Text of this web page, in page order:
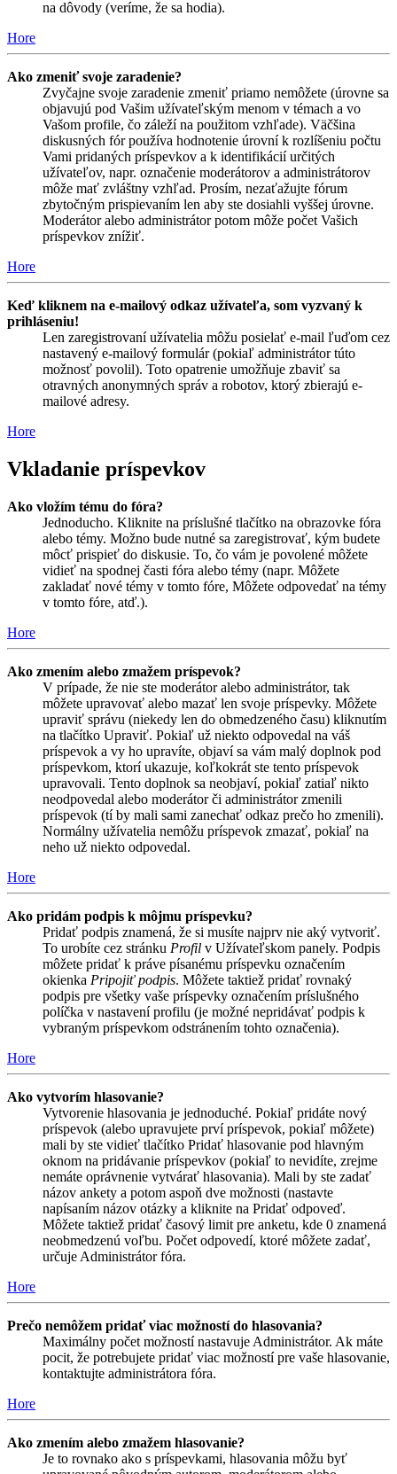
na dôvody (veríme, že sa hodia).
Hore
Ako zmeniť svoje zaradenie?
Zvyčajne svoje zaradenie zmeniť priamo nemôžete (úrovne sa
objavujú pod Vašim užívateľským menom v témach a vo
Vašom profile, čo záleží na použitom vzhľade). Väčšina
diskusných fór používa hodnotenie úrovní k rozlíšeniu počtu
Vami pridaných príspevkov a k identifikácií určitých
užívateľov, napr. označenie moderátorov a administrátorov
môže mať zvláštny vzhľad. Prosím, nezaťažujte fórum
zbytočným prispievaním len aby ste dosiahli vyššej úrovne.
Moderátor alebo administrátor potom môže počet Vašich
príspevkov znížiť.
Hore
Keď kliknem na e-mailový odkaz užívateľa, som vyzvaný k
prihláseniu!
Len zaregistrovaní užívatelia môžu posielať e-mail ľuďom cez
nastavený e-mailový formulár (pokiaľ administrátor túto
možnosť povolil). Toto opatrenie umožňuje zbaviť sa
otravných anonymných správ a robotov, ktorý zbierajú e-
mailové adresy.
Hore
Vkladanie príspevkov
Ako vložím tému do fóra?
Jednoducho. Kliknite na príslušné tlačítko na obrazovke fóra
alebo témy. Možno bude nutné sa zaregistrovať, kým budete
môcť prispieť do diskusie. To, čo vám je povolené môžete
vidieť na spodnej časti fóra alebo témy (napr. Môžete
zakladať nové témy v tomto fóre, Môžete odpovedať na témy
v tomto fóre, atď.).
Hore
Ako zmením alebo zmažem príspevok?
V prípade, že nie ste moderátor alebo administrátor, tak
môžete upravovať alebo mazať len svoje príspevky. Môžete
upraviť správu (niekedy len do obmedzeného času) kliknutím
na tlačítko Upraviť. Pokiaľ už niekto odpovedal na váš
príspevok a vy ho upravíte, objaví sa vám malý doplnok pod
príspevkom, ktorí ukazuje, koľkokrát ste tento príspevok
upravovali. Tento doplnok sa neobjaví, pokiaľ zatiaľ nikto
neodpovedal alebo moderátor či administrátor zmenili
príspevok (tí by mali sami zanechať odkaz prečo ho zmenili).
Normálny užívatelia nemôžu príspevok zmazať, pokiaľ na
neho už niekto odpovedal.
Hore
Ako pridám podpis k môjmu príspevku?
Pridať podpis znamená, že si musíte najprv nie aký vytvoriť.
To urobíte cez stránku Profil v Užívateľskom panely. Podpis
môžete pridať k práve písanému príspevku označením
okienka Pripojiť podpis. Môžete taktiež pridať rovnaký
podpis pre všetky vaše príspevky označením príslušného
políčka v nastavení profilu (je možné nepridávať podpis k
vybraným príspevkom odstránením tohto označenia).
Hore
Ako vytvorím hlasovanie?
Vytvorenie hlasovania je jednoduché. Pokiaľ pridáte nový
príspevok (alebo upravujete prví príspevok, pokiaľ môžete)
mali by ste vidieť tlačítko Pridať hlasovanie pod hlavným
oknom na pridávanie príspevkov (pokiaľ to nevidíte, zrejme
nemáte oprávnenie vytvárať hlasovania). Mali by ste zadať
názov ankety a potom aspoň dve možnosti (nastavte
napísaním názov otázky a kliknite na Pridať odpoveď.
Môžete taktiež pridať časový limit pre anketu, kde 0 znamená
neobmedzenú voľbu. Počet odpovedí, ktoré môžete zadať,
určuje Administrátor fóra.
Hore
Prečo nemôžem pridať viac možností do hlasovania?
Maximálny počet možností nastavuje Administrátor. Ak máte
pocit, že potrebujete pridať viac možností pre vaše hlasovanie,
kontaktujte administrátora fóra.
Hore
Ako zmením alebo zmažem hlasovanie?
Je to rovnako ako s príspevkami, hlasovania môžu byť